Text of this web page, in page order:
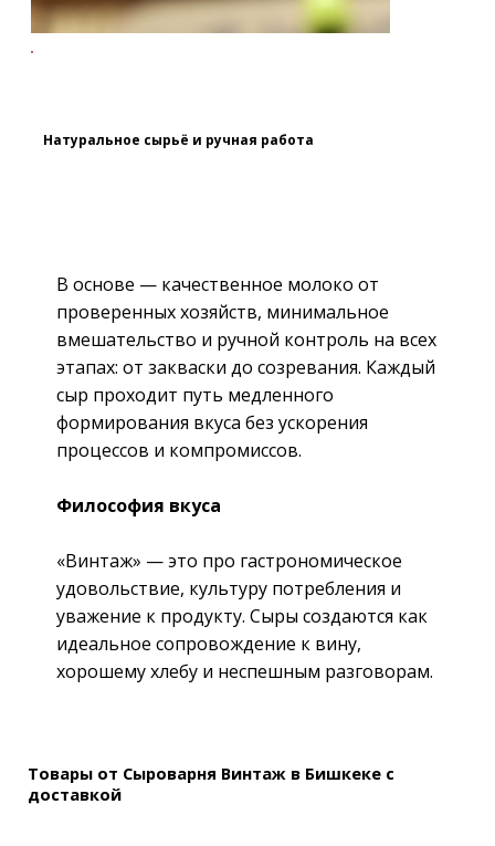
Натуральное сырьё и ручная работа
В основе — качественное молоко от
проверенных хозяйств, минимальное
вмешательство и ручной контроль на всех
этапах: от закваски до созревания. Каждый
сыр проходит путь медленного
формирования вкуса без ускорения
процессов и компромиссов.
Философия вкуса
«Винтаж» — это про гастрономическое
удовольствие, культуру потребления и
уважение к продукту. Сыры создаются как
идеальное сопровождение к вину,
хорошему хлебу и неспешным разговорам.
Товары от Сыроварня Винтаж в Бишкеке с
доставкой